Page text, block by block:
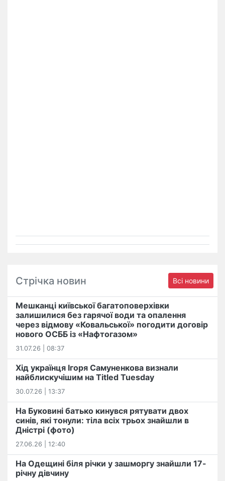
Стрічка новин Всі новини
Мешканці київської багатоповерхівки
залишилися без гарячої води та опалення
через відмову «Ковальської» погодити договір
нового ОСББ із «Нафтогазом»
31.07.26 | 08:37
Хід українця Ігоря Самуненкова визнали
найблискучішим на Titled Tuesday
30.07.26 | 13:37
На Буковині батько кинувся рятувати двох
синів, які тонули: тіла всіх трьох знайшли в
Дністрі (фото)
27.06.26 | 12:40
На Одещині біля річки у зашморгу знайшли 17-
річну дівчину